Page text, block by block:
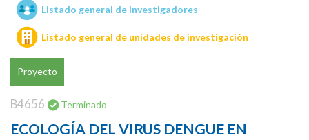
Unidades de investigación
Listado general de investigadores
Listado general de unidades de investigación
Proyecto
B4656 Terminado
ECOLOGÍA DEL VIRUS DENGUE EN